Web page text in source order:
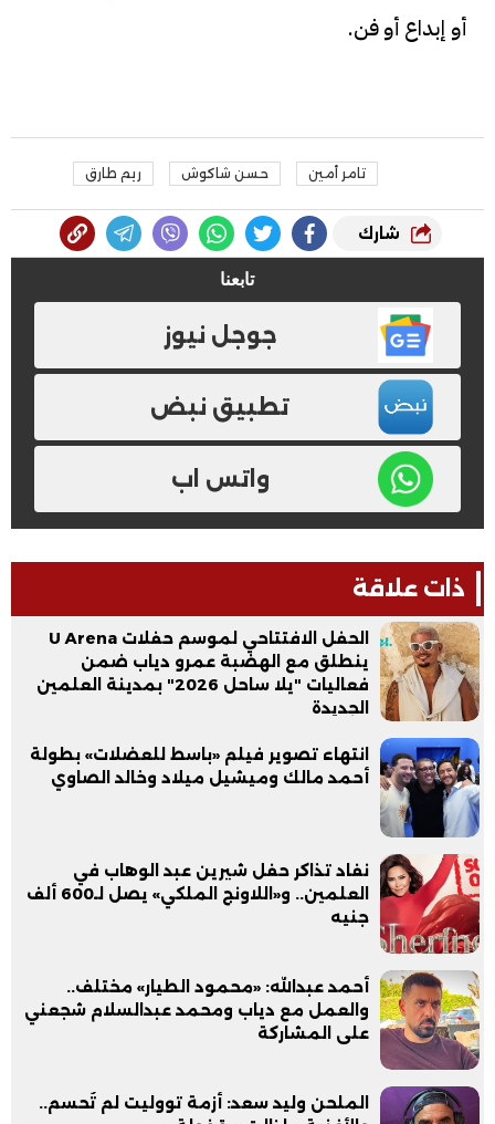
أو إبداع أو فن.
تامر أمين حسن شاكوش ريم طارق
شارك
تابعنا
جوجل نيوز
تطبيق نبض
واتس اب
ذات علاقة
الحفل الافتتاحي لموسم حفلات U Arena
ينطلق مع الهضبة عمرو دياب ضمن
فعاليات "يلا ساحل 2026" بمدينة العلمين
الجديدة
انتهاء تصوير فيلم «باسط للعضلات» بطولة
أحمد مالك وميشيل ميلاد وخالد الصاوي
نفاد تذاكر حفل شيرين عبد الوهاب في
العلمين.. و«اللاونج الملكي» يصل لـ600 ألف
جنيه
أحمد عبدالله: «محمود الطيار» مختلف..
والعمل مع دياب ومحمد عبدالسلام شجعني
على المشاركة
الملحن وليد سعد: أزمة تووليت لم تُحسم..